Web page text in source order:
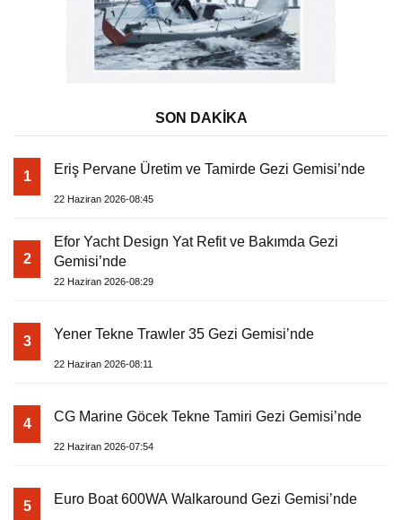
SON DAKİKA
1 Eriş Pervane Üretim ve Tamirde Gezi Gemisi’nde
22 Haziran 2026-08:45
2
Efor Yacht Design Yat Refit ve Bakımda Gezi
Gemisi’nde
22 Haziran 2026-08:29
3 Yener Tekne Trawler 35 Gezi Gemisi’nde
22 Haziran 2026-08:11
4 CG Marine Göcek Tekne Tamiri Gezi Gemisi’nde
22 Haziran 2026-07:54
5 Euro Boat 600WA Walkaround Gezi Gemisi’nde